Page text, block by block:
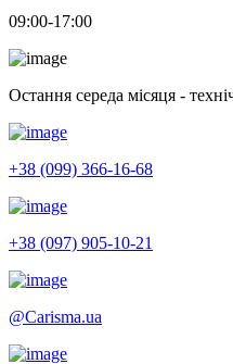
09:00-17:00
Остання середа місяця -
+38 (099) 366-16-68
+38 (097) 905-10-21
@Carisma.ua